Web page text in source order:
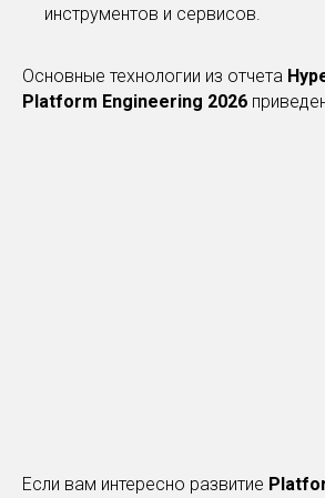
инструментов и сервисов.
Основные технологии из отчета
Platform Engineering 2026
Если вам интересно развитие